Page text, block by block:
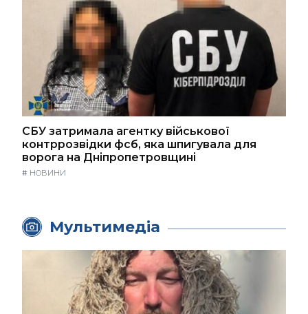
СБУ затримала агентку військової
контррозвідки фсб, яка шпигувала для
ворога на Дніпропетровщині
# НОВИНИ
Мультимедіа